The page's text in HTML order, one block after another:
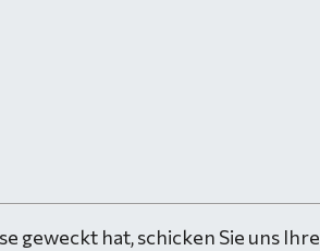
geweckt hat, schicken Sie uns